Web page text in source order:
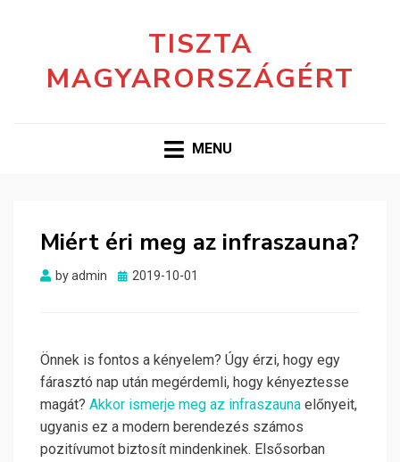
TISZTA
MAGYARORSZÁGÉRT
MENU
Miért éri meg az infraszauna?
byadmin
Posted
2019-10-01
Önnek is fontos a kényelem? Úgy érzi, hogy egy
fárasztó nap után megérdemli, hogy kényeztesse
magát? Akkor ismerje meg az infraszauna előnyeit,
ugyanis ez a modern berendezés számos
pozitívumot biztosít mindenkinek. Elsősorban